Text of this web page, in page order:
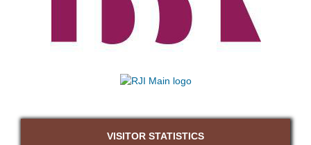
VISITOR STATISTICS